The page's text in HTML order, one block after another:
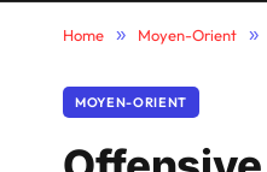
Home » Moyen-Orient »
MOYEN-ORIENT